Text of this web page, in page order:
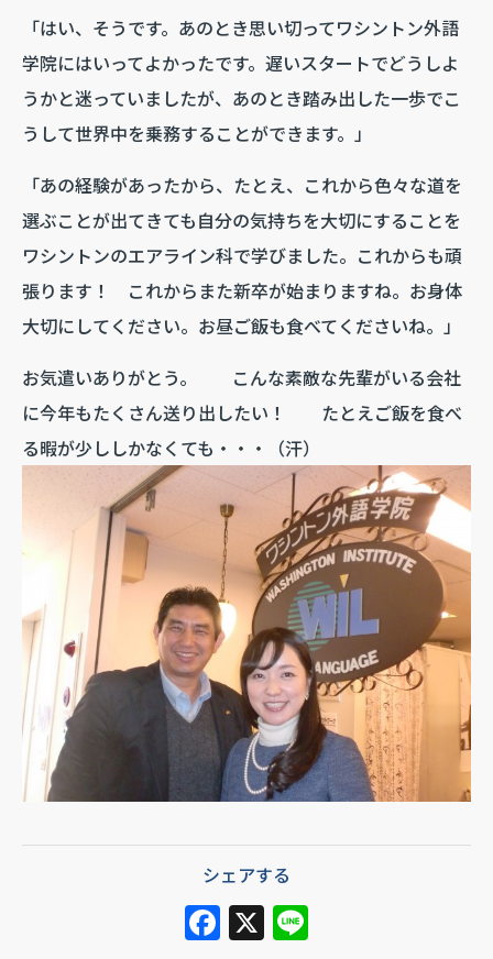
「はい、そうです。あのとき思い切ってワシントン外語
学院にはいってよかったです。遅いスタートでどうしよ
うかと迷っていましたが、あのとき踏み出した一歩でこ
うして世界中を乗務することができます。」
「あの経験があったから、たとえ、これから色々な道を
選ぶことが出てきても自分の気持ちを大切にすることを
ワシントンのエアライン科で学びました。これからも頑
張ります！ これからまた新卒が始まりますね。お身体
大切にしてください。お昼ご飯も食べてくださいね。」
お気遣いありがとう。 こんな素敵な先輩がいる会社
に今年もたくさん送り出したい！ たとえご飯を食べ
る暇が少ししかなくても・・・（汗）
シェアする
F X